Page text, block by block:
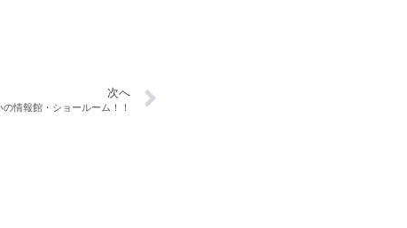
次へ
情報館・ショールーム！！